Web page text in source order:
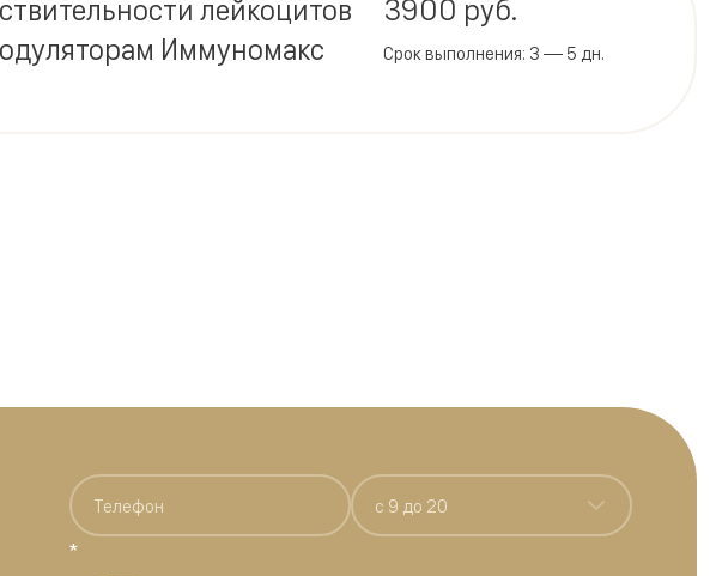
лейкоцитов
Иммуномакс
3900 руб.
Срок выполнения: 3 — 5 дн.
*
c 9 до 20